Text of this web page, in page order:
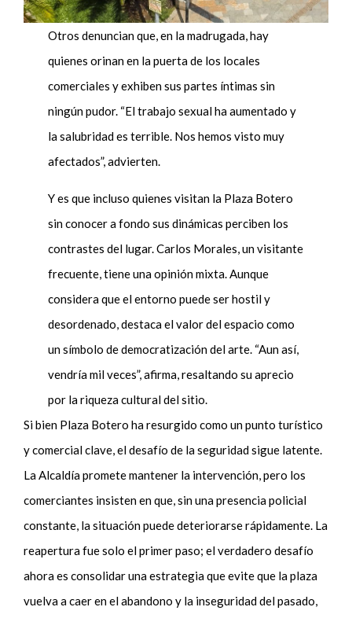
Otros denuncian que, en la madrugada, hay
quienes orinan en la puerta de los locales
comerciales y exhiben sus partes íntimas sin
ningún pudor. “El trabajo sexual ha aumentado y
la salubridad es terrible. Nos hemos visto muy
afectados”, advierten.
Y es que incluso quienes visitan la Plaza Botero
sin conocer a fondo sus dinámicas perciben los
contrastes del lugar. Carlos Morales, un visitante
frecuente, tiene una opinión mixta. Aunque
considera que el entorno puede ser hostil y
desordenado, destaca el valor del espacio como
un símbolo de democratización del arte. “Aun así,
vendría mil veces”, afirma, resaltando su aprecio
por la riqueza cultural del sitio.
Si bien Plaza Botero ha resurgido como un punto turístico
y comercial clave, el desafío de la seguridad sigue latente.
La Alcaldía promete mantener la intervención, pero los
comerciantes insisten en que, sin una presencia policial
constante, la situación puede deteriorarse rápidamente. La
reapertura fue solo el primer paso; el verdadero desafío
ahora es consolidar una estrategia que evite que la plaza
vuelva a caer en el abandono y la inseguridad del pasado,